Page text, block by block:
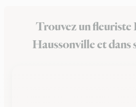
Trouvez un
Haussonville et dans